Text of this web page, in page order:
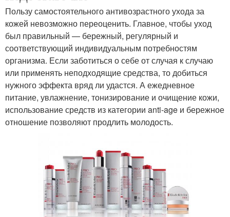
Пользу самостоятельного антивозрастного ухода за
кожей невозможно переоценить. Главное, чтобы уход
был правильный — бережный, регулярный и
соответствующий индивидуальным потребностям
организма. Если заботиться о себе от случая к случаю
или применять неподходящие средства, то добиться
нужного эффекта вряд ли удастся. А ежедневное
питание, увлажнение, тонизирование и очищение кожи,
использование средств из категории anti-age и бережное
отношение позволяют продлить молодость.